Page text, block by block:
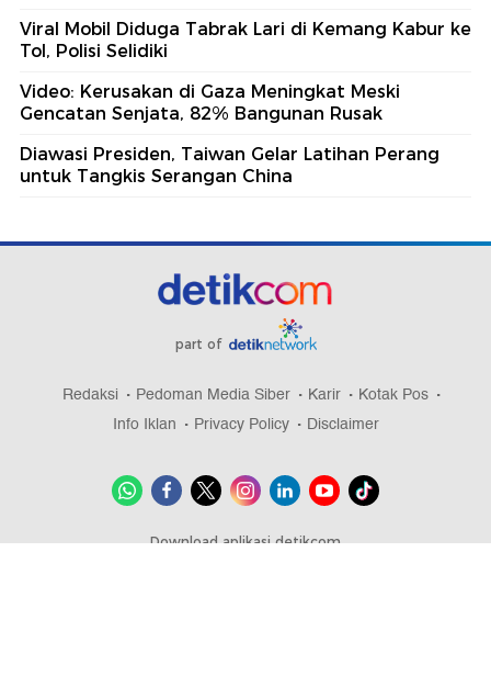
Viral Mobil Diduga Tabrak Lari di Kemang Kabur ke
Tol, Polisi Selidiki
Video: Kerusakan di Gaza Meningkat Meski
Gencatan Senjata, 82% Bangunan Rusak
Diawasi Presiden, Taiwan Gelar Latihan Perang
untuk Tangkis Serangan China
part of
Redaksi Pedoman Media Siber Karir
Kotak Pos
Info Iklan
Privacy Policy Disclaimer
Download aplikasi detikcom